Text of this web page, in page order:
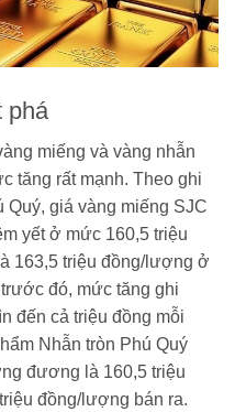
phá
miếng và vàng nhẫn
tăng rất mạnh. Theo ghi
Quý, giá vàng miếng SJC
yết ở mức 160,5 triệu
163,5 triệu đồng/lượng ở
đó, mức tăng ghi
đến cả triệu đồng mỗi
Nhẫn tròn Phú Quý
đương là 160,5 triệu
đồng/lượng bán ra.